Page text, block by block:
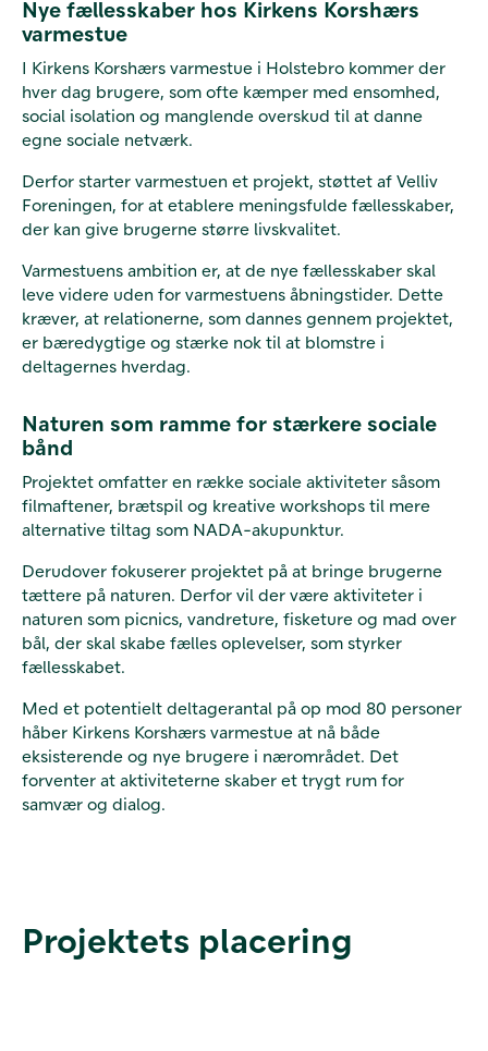
Nye fællesskaber hos Kirkens Korshærs
varmestue
I Kirkens Korshærs varmestue i Holstebro kommer der
hver dag brugere, som ofte kæmper med ensomhed,
social isolation og manglende overskud til at danne
egne sociale netværk.
Derfor starter varmestuen et projekt, støttet af Velliv
Foreningen, for at etablere meningsfulde fællesskaber,
der kan give brugerne større livskvalitet.
Varmestuens ambition er, at de nye fællesskaber skal
leve videre uden for varmestuens åbningstider. Dette
kræver, at relationerne, som dannes gennem projektet,
er bæredygtige og stærke nok til at blomstre i
deltagernes hverdag.
Naturen som ramme for stærkere sociale
bånd
Projektet omfatter en række sociale aktiviteter såsom
filmaftener, brætspil og kreative workshops til mere
alternative tiltag som NADA-akupunktur.
Derudover fokuserer projektet på at bringe brugerne
tættere på naturen. Derfor vil der være aktiviteter i
naturen som picnics, vandreture, fisketure og mad over
bål, der skal skabe fælles oplevelser, som styrker
fællesskabet.
Med et potentielt deltagerantal på op mod 80 personer
håber Kirkens Korshærs varmestue at nå både
eksisterende og nye brugere i nærområdet. Det
forventer at aktiviteterne skaber et trygt rum for
samvær og dialog.
Projektets placering